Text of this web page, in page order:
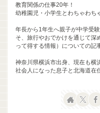
教育関係の仕事20年！
幼稚園児・小学生とわちゃわち
年長から1年生へ親子が中学受
そ、旅行やおでかけを通じて深
って得する情報）についての記
神奈川県横浜市出身、現在も横
社会人になった息子と北海道在